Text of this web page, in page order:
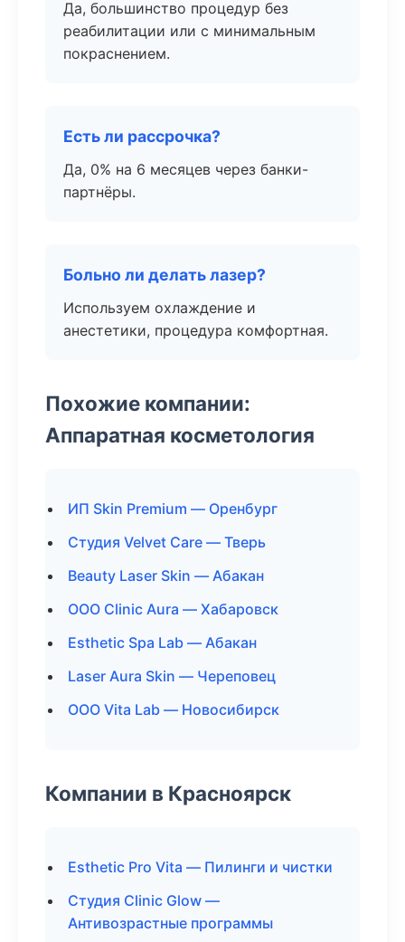
Да, большинство процедур без
реабилитации или с минимальным
покраснением.
Есть ли рассрочка?
Да, 0% на 6 месяцев через банки-
партнёры.
Больно ли делать лазер?
Используем охлаждение и
анестетики, процедура комфортная.
Похожие компании:
Аппаратная косметология
ИП Skin Premium — Оренбург
Студия Velvet Care — Тверь
Beauty Laser Skin — Абакан
ООО Clinic Aura — Хабаровск
Esthetic Spa Lab — Абакан
Laser Aura Skin — Череповец
ООО Vita Lab — Новосибирск
Компании в Красноярск
Esthetic Pro Vita — Пилинги и чистки
Студия Clinic Glow —
Антивозрастные программы